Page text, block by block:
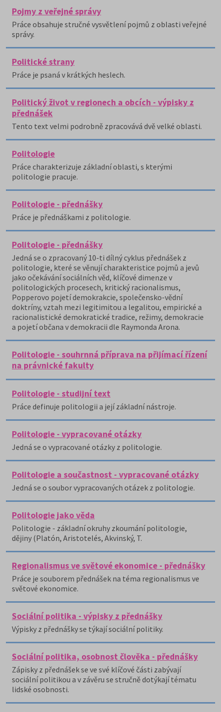
Pojmy z veřejné správy
Práce obsahuje stručné vysvětlení pojmů z oblasti veřejné
správy.
Politické strany
Práce je psaná v krátkých heslech.
Politický život v regionech a obcích - výpisky z
přednášek
Tento text velmi podrobně zpracovává dvě velké oblasti.
Politologie
Práce charakterizuje základní oblasti, s kterými
politologie pracuje.
Politologie - přednášky
Práce je přednáškami z politologie.
Politologie - přednášky
Jedná se o zpracovaný 10-ti dílný cyklus přednášek z
politologie, které se věnují charakteristice pojmů a jevů
jako očekávání sociálních věd, klíčové dimenze v
politologických procesech, kritický racionalismus,
Popperovo pojetí demokrakcie, společensko-vědní
doktríny, vztah mezi legitimitou a legalitou, empirické a
racionalistické demokratické tradice, režimy, demokracie
a pojetí občana v demokracii dle Raymonda Arona.
Politologie - souhrnná příprava na přijímací řízení
na právnické fakulty
Politologie - studijní text
Práce definuje politologii a její základní nástroje.
Politologie - vypracované otázky
Jedná se o vypracované otázky z politologie.
Politologie a součastnost - vypracované otázky
Jedná se o soubor vypracovaných otázek z politologie.
Politologie jako věda
Politologie - základní okruhy zkoumání politologie,
dějiny (Platón, Aristotelés, Akvinský, T.
Regionalismus ve světové ekonomice - přednášky
Práce je souborem přednášek na téma regionalismus ve
světové ekonomice.
Sociální politika - výpisky z přednášky
Výpisky z přednášky se týkají sociální politiky.
Sociální politika, osobnost člověka - přednášky
Zápisky z přednášek se ve své klíčové části zabývají
sociální politikou a v závěru se stručně dotýkají tématu
lidské osobnosti.